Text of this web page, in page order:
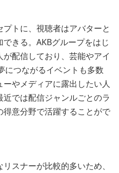
プトに、視聴者はアバターと
きる。AKBグループをはじ
配信しており、芸能やアイ
につながるイベントも多数
やメディアに露出したい人
では配信ジャンルごとのラ
意分野で活躍することがで
スナーが比較的多いため、